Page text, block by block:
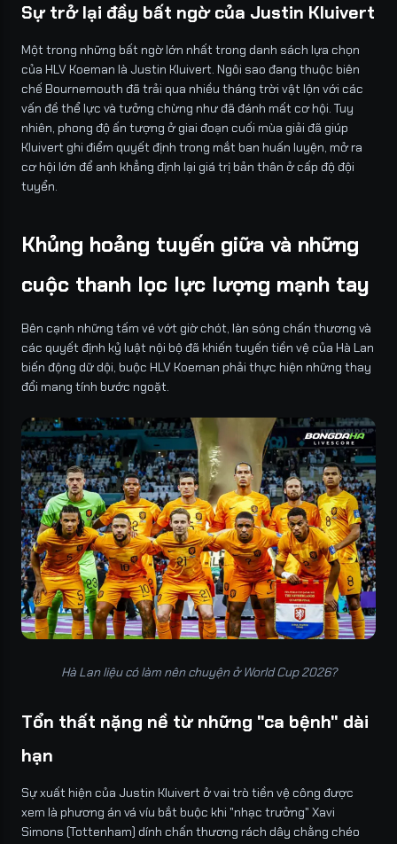
Sự trở lại đầy bất ngờ của Justin Kluivert
Một trong những bất ngờ lớn nhất trong danh sách lựa chọn
của HLV Koeman là Justin Kluivert. Ngôi sao đang thuộc biên
chế Bournemouth đã trải qua nhiều tháng trời vật lộn với các
vấn đề thể lực và tưởng chừng như đã đánh mất cơ hội. Tuy
nhiên, phong độ ấn tượng ở giai đoạn cuối mùa giải đã giúp
Kluivert ghi điểm quyết định trong mắt ban huấn luyện, mở ra
cơ hội lớn để anh khẳng định lại giá trị bản thân ở cấp độ đội
tuyển.
Khủng hoảng tuyến giữa và những
cuộc thanh lọc lực lượng mạnh tay
Bên cạnh những tấm vé vớt giờ chót, làn sóng chấn thương và
các quyết định kỷ luật nội bộ đã khiến tuyến tiền vệ của Hà Lan
biến động dữ dội, buộc HLV Koeman phải thực hiện những thay
đổi mang tính bước ngoặt.
Hà Lan liệu có làm nên chuyện ở World Cup 2026?
Tổn thất nặng nề từ những "ca bệnh" dài
hạn
Sự xuất hiện của Justin Kluivert ở vai trò tiền vệ công được
xem là phương án vá víu bắt buộc khi "nhạc trưởng" Xavi
Simons (Tottenham) dính chấn thương rách dây chằng chéo